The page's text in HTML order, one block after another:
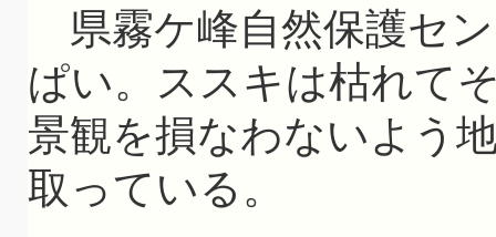
県霧ケ峰自然保護セ
ぱい。ススキは枯れて
景観を損なわないよう
取っている。